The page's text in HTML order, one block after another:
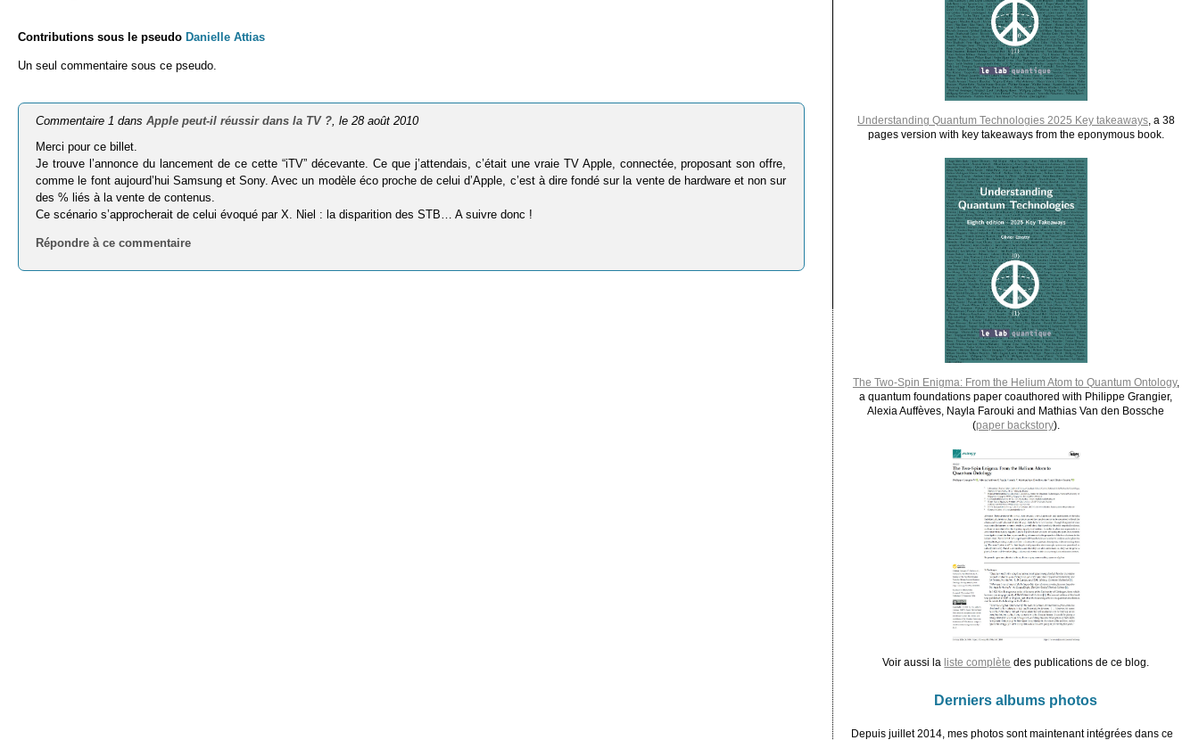
Contributions sous le pseudo Danielle Attias
Un seul commentaire sous ce pseudo.
Commentaire 1 dansApple peut-il réussir dans la TV ? , le 28 août 2010
Merci pour ce billet.
Je trouve l’annonce du lancement de ce cette “iTV” décevante. Ce que j’attendais, c’était une vraie TV Apple, connectée, proposant son offre,
comme le font aujourd’hui Samsung et Sony. Avec un modèle éco proche de celui d’Apple, c’est à dire fondé sur la vente de hardware et non sur
des % liés à la vente de contenus.
Ce scénario s’approcherait de celui évoqué par X. Niel : la disparition des STB… A suivre donc !
Répondre à ce commentaire
Understanding Quantum Technologies 2025 Key takeaways, a 38
pages version with key takeaways from the eponymous book.
The Two-Spin Enigma: From the Helium Atom to Quantum Ontology,
a quantum foundations paper coauthored with Philippe Grangier,
Alexia Auffèves, Nayla Farouki and Mathias Van den Bossche
(paper backstory).
Voir aussi la liste complète des publications de ce blog.
Derniers albums photos
Depuis juillet 2014, mes photos sont maintenant intégrées dans ce